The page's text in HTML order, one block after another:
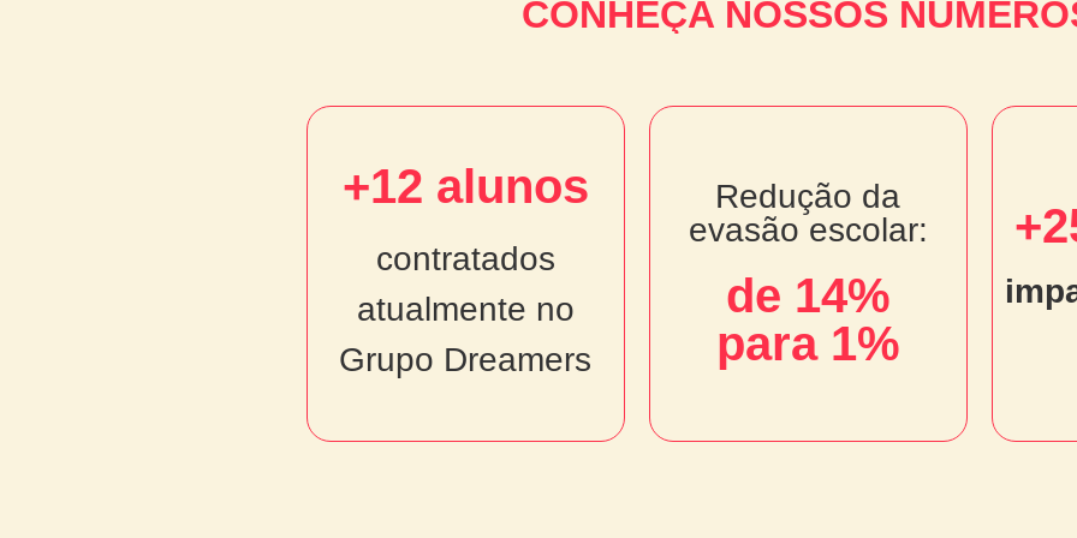
CONHEÇA NOSSOS
+12 alunos
contratados
atualmente no
Grupo Dreamers
+12 alunos
contratados
atualmente no
Grupo Dreamers
Redução da
evasão escolar:
de 14%
para 1%
Redução da
evasão escolar:
de 14%
para 1%